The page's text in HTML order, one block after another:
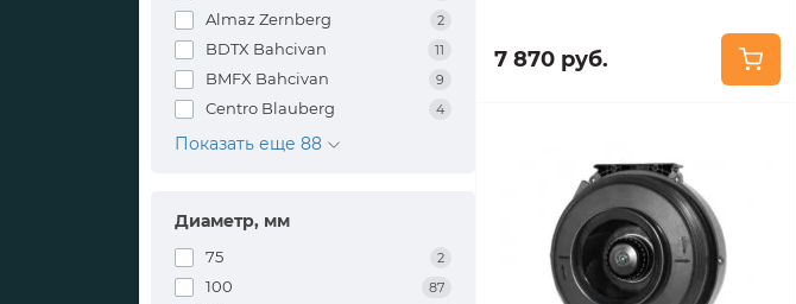
Almaz Zernberg 2
BDTX Bahcivan 11
BMFX Bahcivan 9
Centro Blauberg 4
Показать еще 88
Диаметр, мм
75 2
100 87
7 870 руб.